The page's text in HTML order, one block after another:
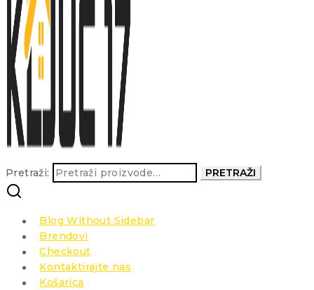
Pretraži: PRETRAŽI
Blog Without Sidebar
Brendovi
Checkout
Kontaktirajte nas
Košarica